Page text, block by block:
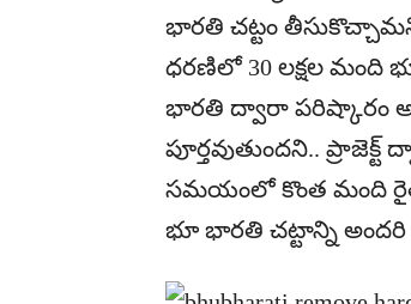
భారతి చట్టం
ధరణిలో 30 లక్షల మంది
భారతి ద్వారా పరిష్కారం
పూర్తవుతుందని..
సమయంలో కొంత మంది
భూ భారతి చట్టాన్ని